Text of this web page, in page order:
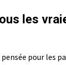
les
pour les